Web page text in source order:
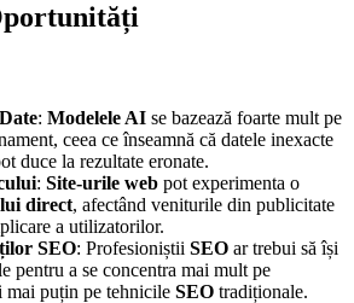
: Modelele AI se bazează foarte mult pe
ceea ce înseamnă că datele inexacte
duce la rezultate eronate.
: Site-urile web pot experimenta o
direct, afectând veniturile din publicitate
a utilizatorilor.
SEO: Profesioniștii SEO ar trebui să își
pentru a se concentra mai mult pe
mai puțin pe tehnicile SEO tradiționale.